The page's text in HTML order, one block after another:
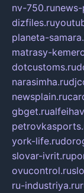
nv-750.ru
dizfiles.ru
planeta-
matrasy-
dotcustoms.ru
narasimha.ru
newsplain.ru
gbget.ru
york-life.ru
slovar-ivrit.ru
ovucontrol.ru
ru-industriya.ru